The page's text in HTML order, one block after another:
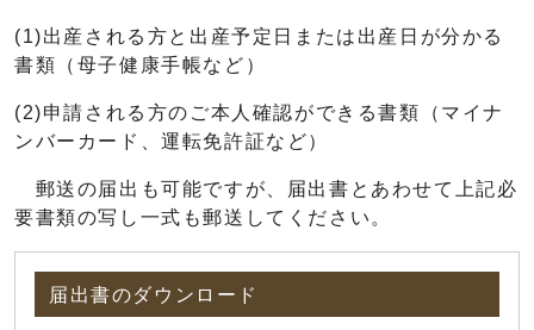
(1)出産される方と出産予定日または出産日が分かる
書類（母子健康手帳など）
(2)申請される方のご本人確認ができる書類（マイナ
ンバーカード、運転免許証など）
郵送の届出も可能ですが、届出書とあわせて上記必
要書類の写し一式も郵送してください。
届出書のダウンロード